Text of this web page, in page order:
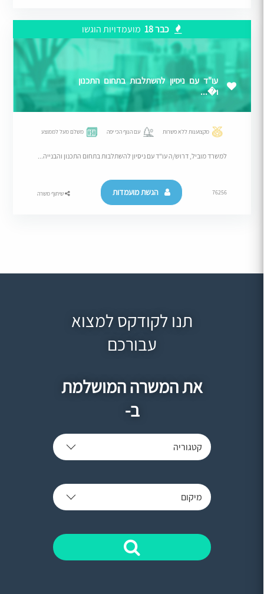
כבר 18 מועמדויות הוגשו
עו"ד עם ניסיון להשתלבות בתחום התכנון
ו�...
מקצוענות ללא פשרות עם הנוף הכי יפה משלם מעל לממוצע
למשרד מוביל, דרוש/ה עו"ד עם ניסיון להשתלבות בתחום התכנון והבנייה...
76256 הגשת מועמדות שיתוף משרה
תנו לקודקס למצוא
עבורכם
את המשרה המושלמת
ב-
קטגוריה
מיקום